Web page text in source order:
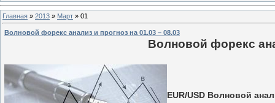
Главная » 2013 » Март » 01
Волновой форекс анализ и прогноз на 01.03 – 08.03
Волновой форекс
EUR/USD Волновой